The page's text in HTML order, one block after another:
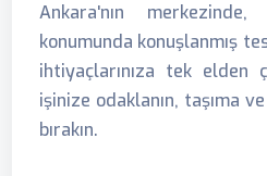
Ankara'nın
konumunda konuşlanmış
ihtiyaçlarınıza tek elden
işinize odaklanın, taşıma
bırakın.